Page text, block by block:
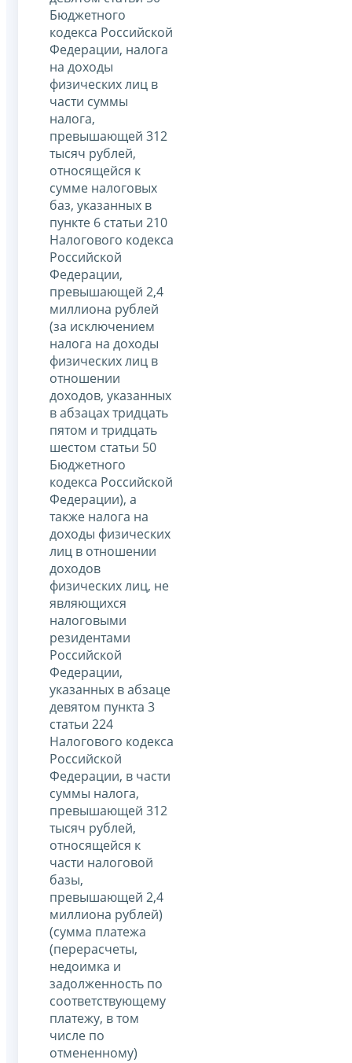
Бюджетного
кодекса Российской
Федерации, налога
на доходы
физических лиц в
части суммы
налога,
превышающей 312
тысяч рублей,
относящейся к
сумме налоговых
баз, указанных в
пункте 6 статьи 210
Налогового кодекса
Российской
Федерации,
превышающей 2,4
миллиона рублей
(за исключением
налога на доходы
физических лиц в
отношении
доходов, указанных
в абзацах тридцать
пятом и тридцать
шестом статьи 50
Бюджетного
кодекса Российской
Федерации), а
также налога на
доходы физических
лиц в отношении
доходов
физических лиц, не
являющихся
налоговыми
резидентами
Российской
Федерации,
указанных в абзаце
девятом пункта 3
статьи 224
Налогового кодекса
Российской
Федерации, в части
суммы налога,
превышающей 312
тысяч рублей,
относящейся к
части налоговой
базы,
превышающей 2,4
миллиона рублей)
(сумма платежа
(перерасчеты,
недоимка и
задолженность по
соответствующему
платежу, в том
числе по
отмененному)